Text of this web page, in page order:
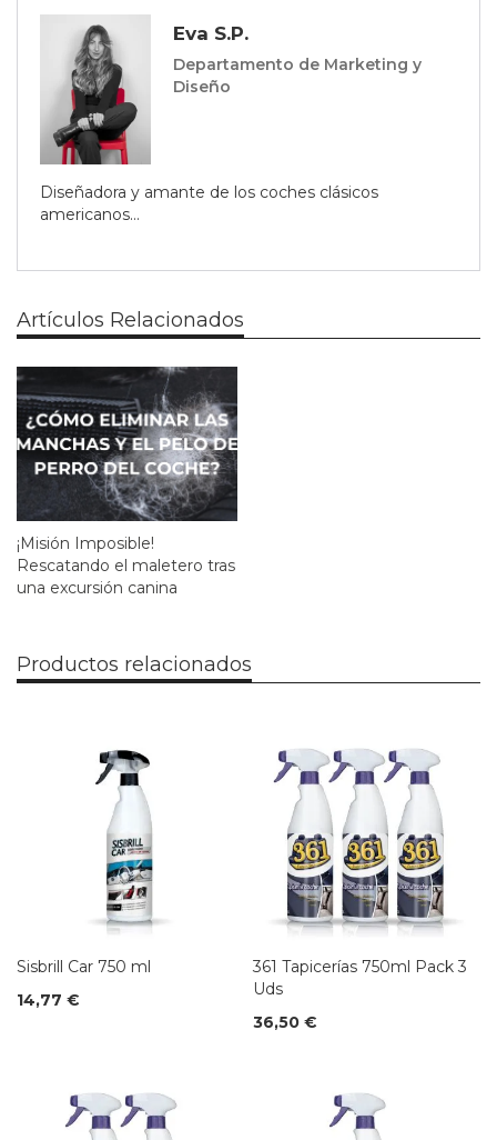
Eva S.P.
Departamento de Marketing y
Diseño
Diseñadora y amante de los coches clásicos
americanos...
Artículos Relacionados
¡Misión Imposible!
Rescatando el maletero tras
una excursión canina
Productos relacionados
Sisbrill Car 750 ml
14,77 €
361 Tapicerías 750ml Pack 3
Uds
36,50 €